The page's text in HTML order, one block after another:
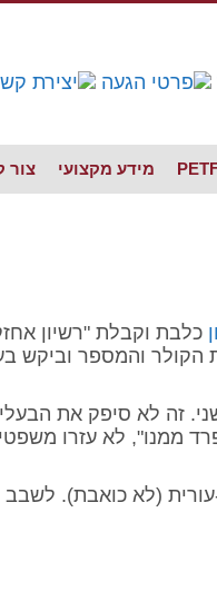
מידע מקצועי צור
כלבת וקבלת "רשיון
והמספר וביקש
זה לא סיפק את
ממנו", לא עזרו
(לא כואבת). לשבב